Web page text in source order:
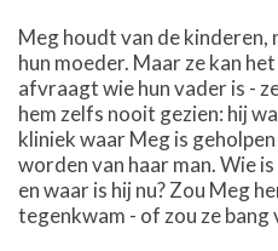
Meg houdt van de
hun moeder. Maar ze kan
afvraagt wie hun vader is -
hem zelfs nooit gezien: hij
kliniek waar Meg is
worden van haar man. Wie
en waar is hij nu? Zou Meg
tegenkwam - of zou ze bang